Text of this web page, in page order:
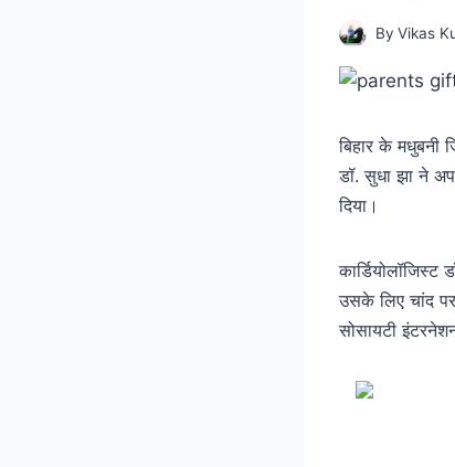
By Vikas
बिहार के मधुबनी
डॉ. सुधा झा ने
दिया।
कार्डियोलॉजिस्ट
उसके लिए चांद
सोसायटी